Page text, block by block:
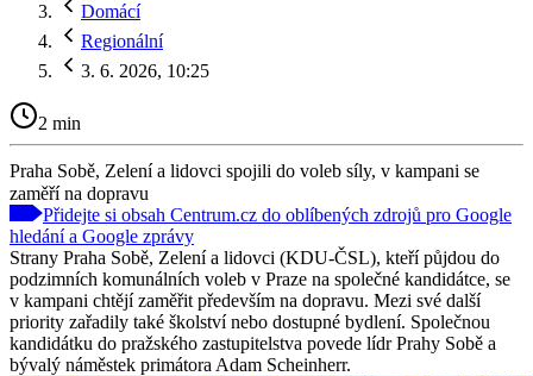
Domácí
Regionální
3. 6. 2026, 10:25
2 min
Praha Sobě, Zelení a lidovci spojili do voleb síly, v kampani se
zaměří na dopravu
Přidejte si obsah Centrum.cz do oblíbených zdrojů pro Google
hledání a Google zprávy
Strany Praha Sobě, Zelení a lidovci (KDU-ČSL), kteří půjdou do
podzimních komunálních voleb v Praze na společné kandidátce, se
v kampani chtějí zaměřit především na dopravu. Mezi své další
priority zařadily také školství nebo dostupné bydlení. Společnou
kandidátku do pražského zastupitelstva povede lídr Prahy Sobě a
bývalý náměstek primátora Adam Scheinherr.